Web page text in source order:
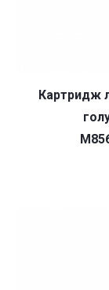
Картридж